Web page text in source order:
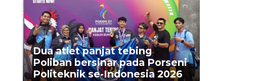
Dua atlet panjat tebing
Poliban bersinar pada Porseni
Politeknik se-Indonesia 2026